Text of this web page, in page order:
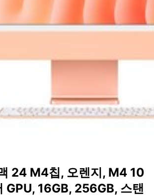
24 M4칩, 오렌지, M4 10
GPU, 16GB, 256GB, 스탠